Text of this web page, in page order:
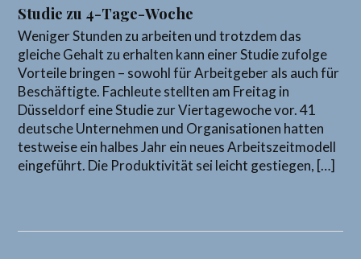
Studie zu 4-Tage-Woche
Weniger Stunden zu arbeiten und trotzdem das
gleiche Gehalt zu erhalten kann einer Studie zufolge
Vorteile bringen – sowohl für Arbeitgeber als auch für
Beschäftigte. Fachleute stellten am Freitag in
Düsseldorf eine Studie zur Viertagewoche vor. 41
deutsche Unternehmen und Organisationen hatten
testweise ein halbes Jahr ein neues Arbeitszeitmodell
eingeführt. Die Produktivität sei leicht gestiegen, […]